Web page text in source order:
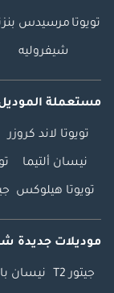
تويوتا مرسيدس بنز
شيفروليه
مستعملة
تويوتا لاند كروزر
نيسان ألتيما
تويوتا هيلوكس
موديلات جديدة
جيتور T2 نيسان